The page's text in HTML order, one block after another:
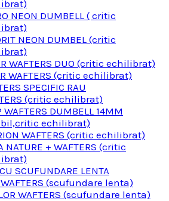
NEON DUMBELL ( critic
NEON DUMBEL (critic
WAFTERS DUO (critic echilibrat)
WAFTERS (critic echilibrat)
SPECIFIC RAU
(critic echilibrat)
WAFTERS DUMBELL 14MM
echilibrat)
WAFTERS (critic echilibrat)
NATURE + WAFTERS (critic
SCUFUNDARE LENTA
WAFTERS (scufundare lenta)
WAFTERS (scufundare lenta)